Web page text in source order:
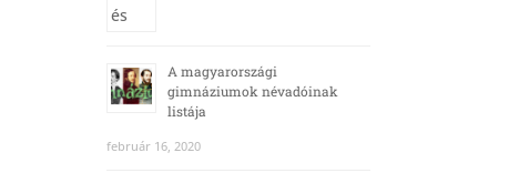
A magyarországi
gimnáziumok névadóinak
listája
február 16, 2020